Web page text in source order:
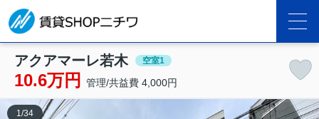
アクアマーレ若木 空室1
10.6万円 管理/共益費 4,000円
1 /34